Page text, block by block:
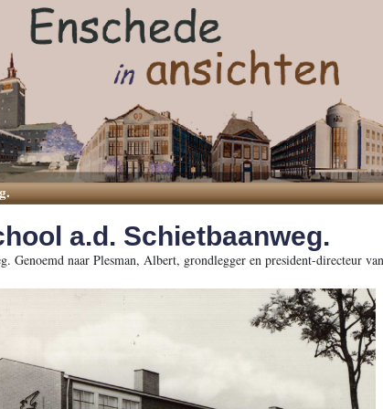
a.d. Schietbaanweg.
Genoemd naar Plesman, Albert, grondlegger en president-directeur